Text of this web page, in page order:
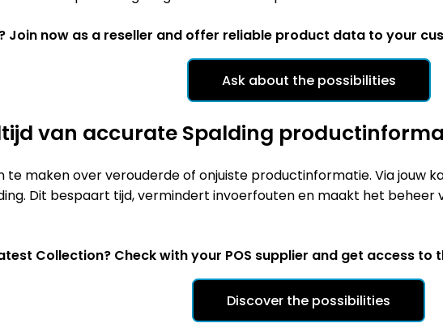
Join now as a reseller and offer reliable product data to your
Ask about the possibilities
van accurate Spalding
te maken over verouderde of onjuiste productinformatie. Via jouw
Dit bespaart tijd, vermindert invoerfouten en maakt het
Collection? Check with your POS supplier and get access
Discover the possibilities